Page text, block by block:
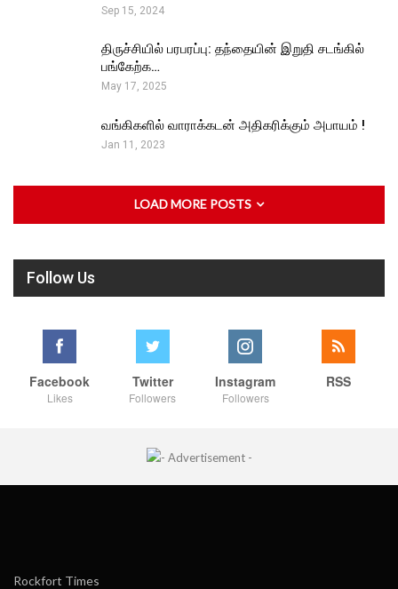
Sep 15, 2024
திருச்சியில் பரபரப்பு: தந்தையின் இறுதி சடங்கில்
பங்கேற்க…
May 17, 2025
வங்கிகளில் வாராக்கடன் அதிகரிக்கும் அபாயம் !
Jan 11, 2023
LOAD MORE POSTS
Follow Us
Facebook
Likes
Twitter
Followers
Instagram
Followers
RSS
Rockfort Times